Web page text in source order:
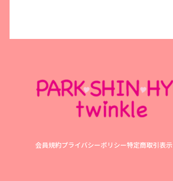
会員規約プライバシーポリシー特定商取引表示